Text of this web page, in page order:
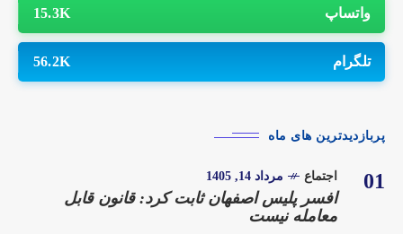
واتساپ 15.3K
تلگرام 56.2K
پربازدیدترین های ماه
01 اجتماع مرداد 14, 1405
افسر پلیس اصفهان ثابت کرد: قانون قابل
معامله نیست